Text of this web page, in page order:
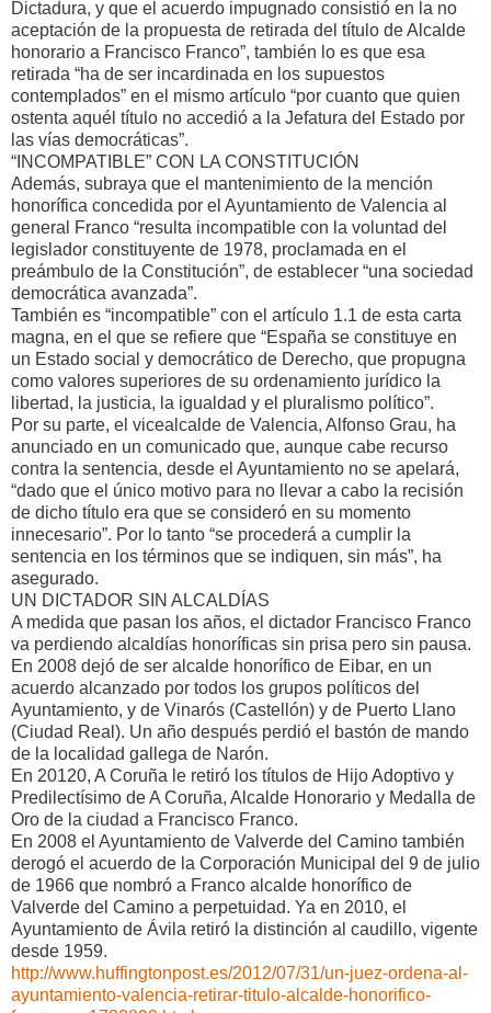
Dictadura, y que el acuerdo impugnado consistió en la no
aceptación de la propuesta de retirada del título de Alcalde
honorario a Francisco Franco”, también lo es que esa
retirada “ha de ser incardinada en los supuestos
contemplados” en el mismo artículo “por cuanto que quien
ostenta aquél título no accedió a la Jefatura del Estado por
las vías democráticas”.
“INCOMPATIBLE” CON LA CONSTITUCIÓN
Además, subraya que el mantenimiento de la mención
honorífica concedida por el Ayuntamiento de Valencia al
general Franco “resulta incompatible con la voluntad del
legislador constituyente de 1978, proclamada en el
preámbulo de la Constitución”, de establecer “una sociedad
democrática avanzada”.
También es “incompatible” con el artículo 1.1 de esta carta
magna, en el que se refiere que “España se constituye en
un Estado social y democrático de Derecho, que propugna
como valores superiores de su ordenamiento jurídico la
libertad, la justicia, la igualdad y el pluralismo político”.
Por su parte, el vicealcalde de Valencia, Alfonso Grau, ha
anunciado en un comunicado que, aunque cabe recurso
contra la sentencia, desde el Ayuntamiento no se apelará,
“dado que el único motivo para no llevar a cabo la recisión
de dicho título era que se consideró en su momento
innecesario”. Por lo tanto “se procederá a cumplir la
sentencia en los términos que se indiquen, sin más”, ha
asegurado.
UN DICTADOR SIN ALCALDÍAS
A medida que pasan los años, el dictador Francisco Franco
va perdiendo alcaldías honoríficas sin prisa pero sin pausa.
En 2008 dejó de ser alcalde honorífico de Eibar, en un
acuerdo alcanzado por todos los grupos políticos del
Ayuntamiento, y de Vinarós (Castellón) y de Puerto Llano
(Ciudad Real). Un año después perdió el bastón de mando
de la localidad gallega de Narón.
En 20120, A Coruña le retiró los títulos de Hijo Adoptivo y
Predilectísimo de A Coruña, Alcalde Honorario y Medalla de
Oro de la ciudad a Francisco Franco.
En 2008 el Ayuntamiento de Valverde del Camino también
derogó el acuerdo de la Corporación Municipal del 9 de julio
de 1966 que nombró a Franco alcalde honorífico de
Valverde del Camino a perpetuidad. Ya en 2010, el
Ayuntamiento de Ávila retiró la distinción al caudillo, vigente
desde 1959.
http://www.huffingtonpost.es/2012/07/31/un-juez-ordena-al-
ayuntamiento-valencia-retirar-titulo-alcalde-honorifico-